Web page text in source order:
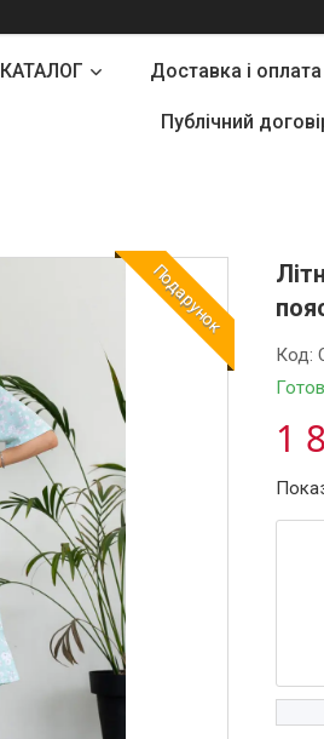
КАТАЛОГ Доставка і оплата
Публічний
Подарунок
Код:
1